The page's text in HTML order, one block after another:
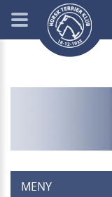
MENY